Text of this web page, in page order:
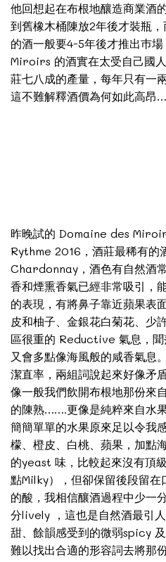
他回想起在布根地釀造商業酒
到舊橡木桶陳放2年後才裝瓶
的酒一般要4-5年後才推出巿
Miroirs 的酒實在太受自己國
莊七八成的產量，每年只有一
這不難解釋酒價為何如此高昂
昨晚試的 Domaine des
Rythme 2016，酒莊最稀有的
Chardonnay，酒色有自然酒
香和煙熏香氣已經非常吸引，
的表現，有將鼻子靠近蘋果表
皮和柚子、金銀花白菊花、少
區很重的 Reductive 氣息，
又會多點像海風般的咸香氣息
潔直率，兩組詞說起來好像矛
像一般我們飲開布根地那份來
的陳熟…….更像是純粹來自水
簡簡單單的水果原來足以令我
檬、橙皮、白桃、蘋果，加點
的yeast 味，比較起來沒有頂
點Milky），但卻保留後段留
的酸，我相信釀酒過程中少一
分lively ，這也是自然酒最引
甜、餘韻感受到的微弱spicy
難以找出合適的形容詞去將那